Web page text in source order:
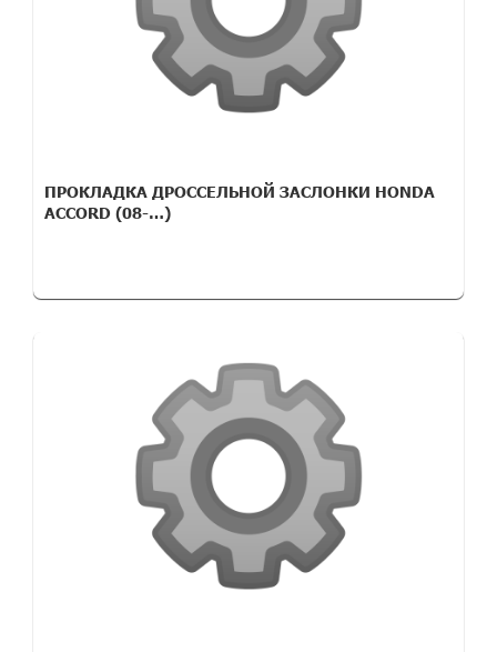
ПРОКЛАДКА ДРОССЕЛЬНОЙ ЗАСЛОНКИ HONDA
ACCORD (08-…)